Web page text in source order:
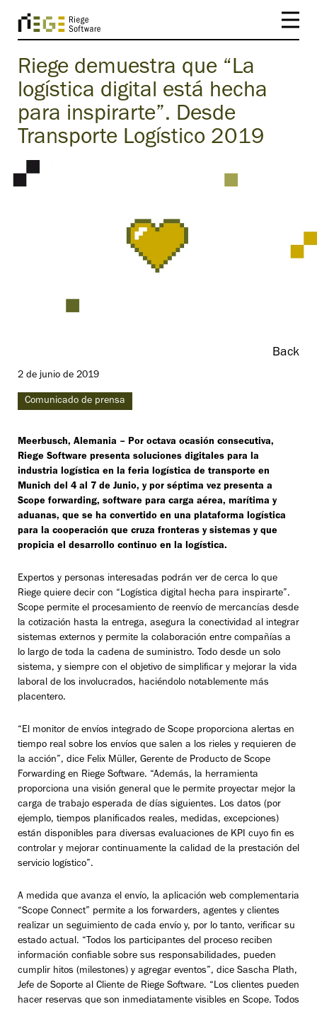
Riege demuestra que “La
logística digital está hecha
para inspirarte”. Desde
Transporte Logístico 2019
2 de junio de 2019
Comunicado de prensa
Back
Meerbusch, Alemania – Por octava ocasión consecutiva,
Riege Software presenta soluciones digitales para la
industria logística en la feria logística de transporte en
Munich del 4 al 7 de Junio, y por séptima vez presenta a
Scope forwarding, software para carga aérea, marítima y
aduanas, que se ha convertido en una plataforma logística
para la cooperación que cruza fronteras y sistemas y que
propicia el desarrollo continuo en la logística.
Expertos y personas interesadas podrán ver de cerca lo que
Riege quiere decir con “Logística digital hecha para inspirarte”.
Scope permite el procesamiento de reenvío de mercancías desde
la cotización hasta la entrega, asegura la conectividad al integrar
sistemas externos y permite la colaboración entre compañías a
lo largo de toda la cadena de suministro. Todo desde un solo
sistema, y siempre con el objetivo de simplificar y mejorar la vida
laboral de los involucrados, haciéndolo notablemente más
placentero.
“El monitor de envíos integrado de Scope proporciona alertas en
tiempo real sobre los envíos que salen a los rieles y requieren de
la acción”, dice Felix Müller, Gerente de Producto de Scope
Forwarding en Riege Software. “Además, la herramienta
proporciona una visión general que le permite proyectar mejor la
carga de trabajo esperada de días siguientes. Los datos (por
ejemplo, tiempos planificados reales, medidas, excepciones)
están disponibles para diversas evaluaciones de KPI cuyo fin es
controlar y mejorar continuamente la calidad de la prestación del
servicio logístico”.
A medida que avanza el envío, la aplicación web complementaria
“Scope Connect” permite a los forwarders, agentes y clientes
realizar un seguimiento de cada envío y, por lo tanto, verificar su
estado actual. “Todos los participantes del proceso reciben
información confiable sobre sus responsabilidades, pueden
cumplir hitos (milestones) y agregar eventos”, dice Sascha Plath,
Jefe de Soporte al Cliente de Riege Software. “Los clientes pueden
hacer reservas que son inmediatamente visibles en Scope. Todos